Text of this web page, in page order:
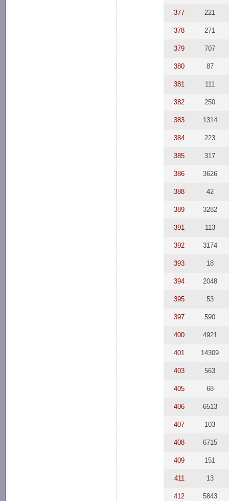
377 221
378 271
379 707
380 87
381 111
382 250
383 1314
384 223
385 317
386 3626
388 42
389 3282
391 113
392 3174
393 18
394 2048
395 53
397 590
400 4921
401 14309
403 563
405 68
406 6513
407 103
408 6715
409 151
411 13
412 5843